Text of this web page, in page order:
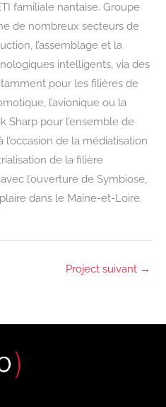
familiale nantaise. Groupe
de nombreux secteurs de
l’assemblage et la
intelligents, via des
pour les filières de
l’avionique ou la
Sharp pour l’ensemble de
de la médiatisation
de la filière
l’ouverture de Symbiose,
dans le Maine-et-Loire.
Project suivant →